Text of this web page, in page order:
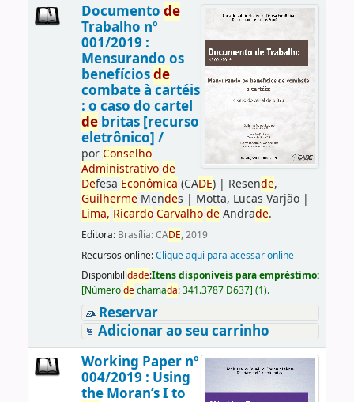
Documento de
Trabalho nº
001/2019 :
Mensurando os
benefíciosde
combate à cartéis
: o caso do cartel
debritas [recurso
eletrônico] /
porConselho
Administrativo de
Defesa Econômica (CADE)| Resende,
GuilhermeMendes | Motta, Lucas Varjão|
Lima, Ricardo Carvalho deAndrade.
Editora: Brasília: CADE, 2019
Recursos online:Clique aqui para acessar online
Disponibilidade:Itens disponíveis para empréstimo:
[Númerodechamada:341.3787 D637] (1).
Reservar
Adicionar ao seu carrinho
Working Paper nº
004/2019 : Using
the Moran’s I to